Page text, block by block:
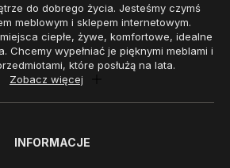
do dobrego życia. Jesteśmy czymś
meblowym i sklepem internetowym.
ciepłe, żywe, komfortowe, idealne
Chcemy wypełniać je pięknymi meblami i
które posłużą na lata.
Zobacz więcej
INFORMACJE